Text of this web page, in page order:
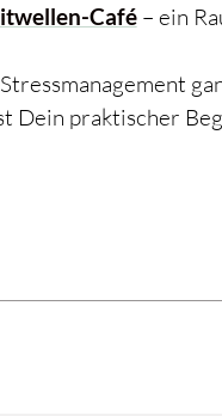
Café– ein
Dein praktischer